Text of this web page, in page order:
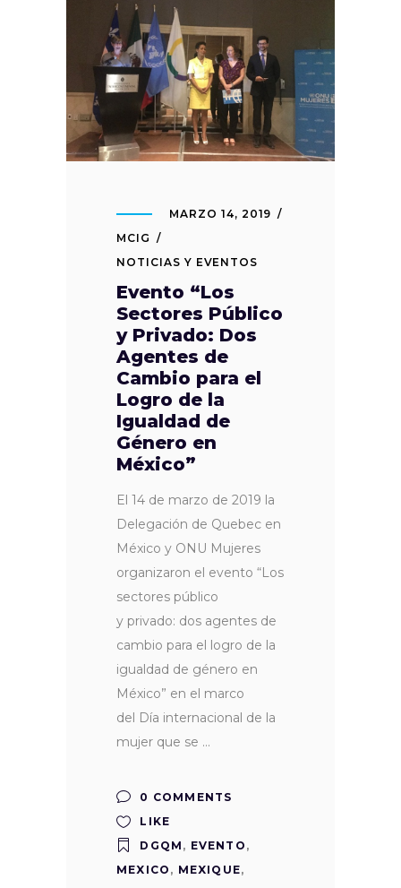
MARZO 14, 2019
MCIG
NOTICIAS Y EVENTOS
Evento “Los
Sectores Público
y Privado: Dos
Agentes de
Cambio para el
Logro de la
Igualdad de
Género en
México”
El 14 de marzo de 2019 la
Delegación de Quebec en
México y ONU Mujeres
organizaron el evento “Los
sectores público
y privado: dos agentes de
cambio para el logro de la
igualdad de género en
México” en el marco
del Día internacional de la
mujer que se
0 COMMENTS
LIKE
DGQM , EVENTO ,
MEXICO , MEXIQUE,